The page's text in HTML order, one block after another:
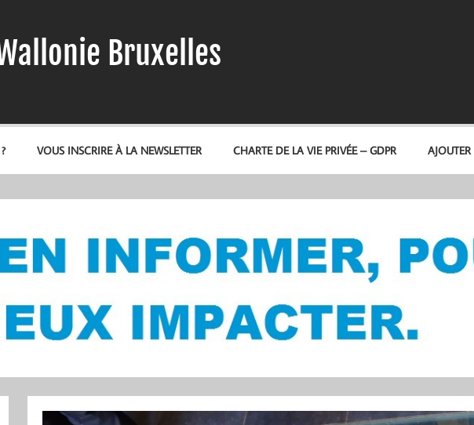
Bruxelles
VOUS INSCRIRE À LA NEWSLETTER CHARTE DE LA VIE PRIVÉE – GDPR